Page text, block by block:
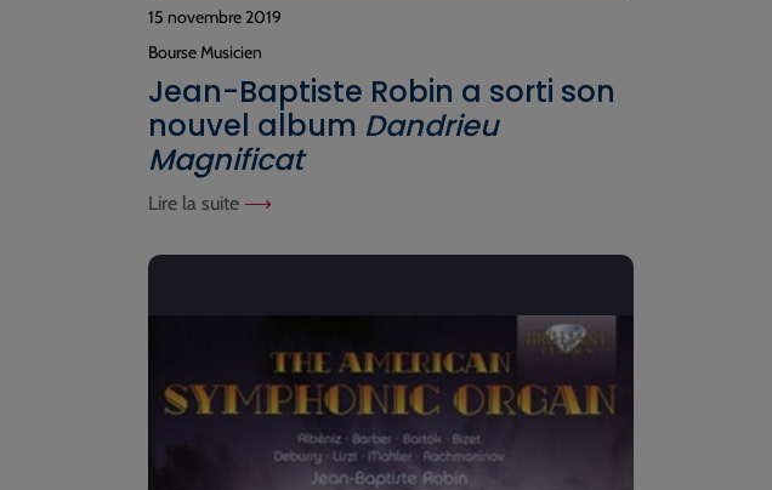
15 novembre 2019
Bourse Musicien
Jean-Baptiste Robin a sorti son
nouvel album Dandrieu
Magnificat
Lire la suite